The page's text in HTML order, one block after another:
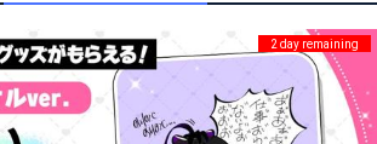
2 day remaining